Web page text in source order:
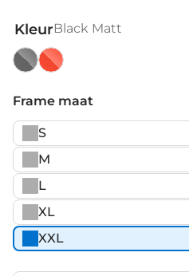
KleurBlack Matt
MattOrange
Frame maat
S
M
L
XL
XXL